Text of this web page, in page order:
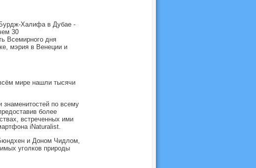
Халифа в Дубае -
30
Всемирного дня
мэрия в Венеции и
мире нашли тысячи
по всему
более
встреченных ими
iNaturalist.
и Доном Чидлом,
уголков природы